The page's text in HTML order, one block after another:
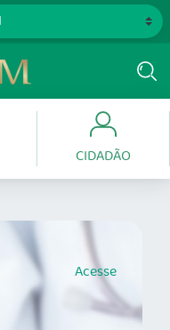
CIDADÃO
Acesse